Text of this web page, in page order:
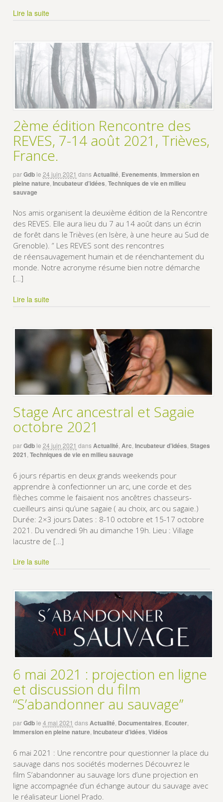
Lire la suite
2ème édition Rencontre des
REVES, 7-14 août 2021, Trièves,
France.
parGdb le 24 juin 2021 dansActualité, Evenements Immersion en
pleine nature, Incubateur d’idées Techniques de vie en milieu
sauvage
Nos amis organisent la deuxième édition de la Rencontre
des REVES. Elle aura lieu du 7 au 14 août dans un écrin
de forêt dans le Trièves (en Isère, à une heure au Sud de
Grenoble). ” Les REVES sont des rencontres
de réensauvagement humain et de réenchantement du
monde. Notre acronyme résume bien notre démarche
[…]
Lire la suite
Stage Arc ancestral et Sagaie
octobre 2021
parGdb le 24 juin 2021 dansActualité, Arc Incubateur d’idées Stages
2021 Techniques de vie en milieu sauvage
6 jours répartis en deux grands weekends pour
apprendre à confectionner un arc, une corde et des
flèches comme le faisaient nos ancêtres chasseurs-
cueilleurs ainsi qu’une sagaie ( au choix, arc ou sagaie.)
Durée: 2×3 jours Dates : 8-10 octobre et 15-17 octobre
2021. Du vendredi 9h au dimanche 19h. Lieu : Village
lacustre de […]
Lire la suite
6 mai 2021 : projection en ligne
et discussion du film
“S’abandonner au sauvage”
parGdb le 4 mai 2021 dansActualité, Documentaires Ecouter,
Immersion en pleine nature, Incubateur d’idées Vidéos
6 mai 2021 : Une rencontre pour questionner la place du
sauvage dans nos sociétés modernes Découvrez le
film S’abandonner au sauvage lors d’une projection en
ligne accompagnée d’un échange autour du sauvage avec
le réalisateur Lionel Prado.